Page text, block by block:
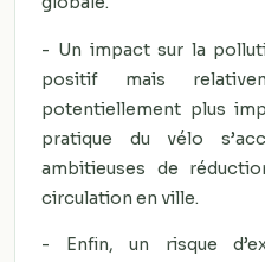
- Un impact sur la
positif mais
potentiellement plus
pratique du vélo
ambitieuses de
circulation en ville.
- Enfin, un risque